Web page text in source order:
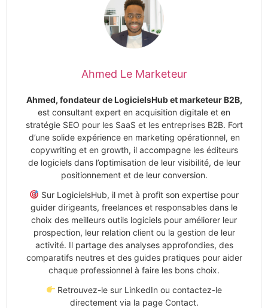
Ahmed Le Marketeur
Ahmed, fondateur de LogicielsHub et marketeur B2B,
est consultant expert en acquisition digitale et en
stratégie SEO pour les SaaS et les entreprises B2B. Fort
d’une solide expérience en marketing opérationnel, en
copywriting et en growth, il accompagne les éditeurs
de logiciels dans l’optimisation de leur visibilité, de leur
positionnement et de leur conversion.
Sur LogicielsHub, il met à profit son expertise pour
guider dirigeants, freelances et responsables dans le
choix des meilleurs outils logiciels pour améliorer leur
prospection, leur relation client ou la gestion de leur
activité. Il partage des analyses approfondies, des
comparatifs neutres et des guides pratiques pour aider
chaque professionnel à faire les bons choix.
Retrouvez-le sur LinkedIn ou contactez-le
directement via la page Contact.